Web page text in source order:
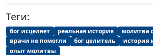
Жизнь как гонка: как
не попасть в аварию
Петр
Теги:
бог исцеляет реальная история
молитва
врачи не помогли
бог целитель
история
опыт молитвы